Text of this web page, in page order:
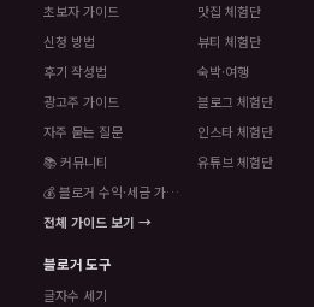
초보자 가이드
신청 방법
후기 작성법
광고주 가이드
자주 묻는 질문
📚 커뮤니티
💰 블로거 수익·세금 가이드
전체 가이드 보기 →
맛집 체험단
뷰티 체험단
숙박·여행
블로그 체험단
인스타 체험단
유튜브 체험단
블로거 도구
글자수 세기